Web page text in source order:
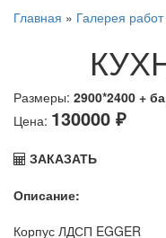
Главная » Галерея работ
Размеры: 2900*2400 +
Цена: 130000 ₽
ЗАКАЗАТЬ
Описание:
Корпус ЛДСП EGGER